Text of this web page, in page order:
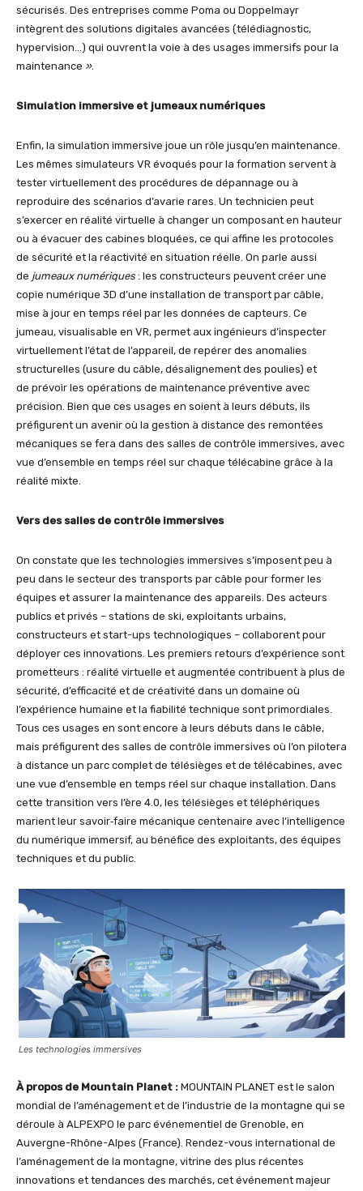
sécurisés. Des entreprises comme Poma ou Doppelmayr
intègrent des solutions digitales avancées (télédiagnostic,
hypervision…) qui ouvrent la voie à des usages immersifs pour la
maintenance ».
Simulation immersive et jumeaux numériques
Enfin, la simulation immersive joue un rôle jusqu’en maintenance.
Les mêmes simulateurs VR évoqués pour la formation servent à
tester virtuellement des procédures de dépannage ou à
reproduire des scénarios d’avarie rares. Un technicien peut
s’exercer en réalité virtuelle à changer un composant en hauteur
ou à évacuer des cabines bloquées, ce qui affine les protocoles
de sécurité et la réactivité en situation réelle. On parle aussi
de jumeaux numériques : les constructeurs peuvent créer une
copie numérique 3D d’une installation de transport par câble,
mise à jour en temps réel par les données de capteurs. Ce
jumeau, visualisable en VR, permet aux ingénieurs d’inspecter
virtuellement l’état de l’appareil, de repérer des anomalies
structurelles (usure du câble, désalignement des poulies) et
de prévoir les opérations de maintenance préventive avec
précision. Bien que ces usages en soient à leurs débuts, ils
préfigurent un avenir où la gestion à distance des remontées
mécaniques se fera dans des salles de contrôle immersives, avec
vue d’ensemble en temps réel sur chaque télécabine grâce à la
réalité mixte.
Vers des salles de contrôle immersives
On constate que les technologies immersives s’imposent peu à
peu dans le secteur des transports par câble pour former les
équipes et assurer la maintenance des appareils. Des acteurs
publics et privés – stations de ski, exploitants urbains,
constructeurs et start-ups technologiques – collaborent pour
déployer ces innovations. Les premiers retours d’expérience sont
prometteurs : réalité virtuelle et augmentée contribuent à plus de
sécurité, d’efficacité et de créativité dans un domaine où
l’expérience humaine et la fiabilité technique sont primordiales.
Tous ces usages en sont encore à leurs débuts dans le câble,
mais préfigurent des salles de contrôle immersives où l’on pilotera
à distance un parc complet de télésièges et de télécabines, avec
une vue d’ensemble en temps réel sur chaque installation. Dans
cette transition vers l’ère 4.0, les télésièges et téléphériques
marient leur savoir‑faire mécanique centenaire avec l’intelligence
du numérique immersif, au bénéfice des exploitants, des équipes
techniques et du public.
Les technologies immersives
À propos de Mountain Planet : MOUNTAIN PLANET est le salon
mondial de l’aménagement et de l’industrie de la montagne qui se
déroule à ALPEXPO le parc événementiel de Grenoble, en
Auvergne-Rhône-Alpes (France). Rendez-vous international de
l’aménagement de la montagne, vitrine des plus récentes
innovations et tendances des marchés, cet événement majeur